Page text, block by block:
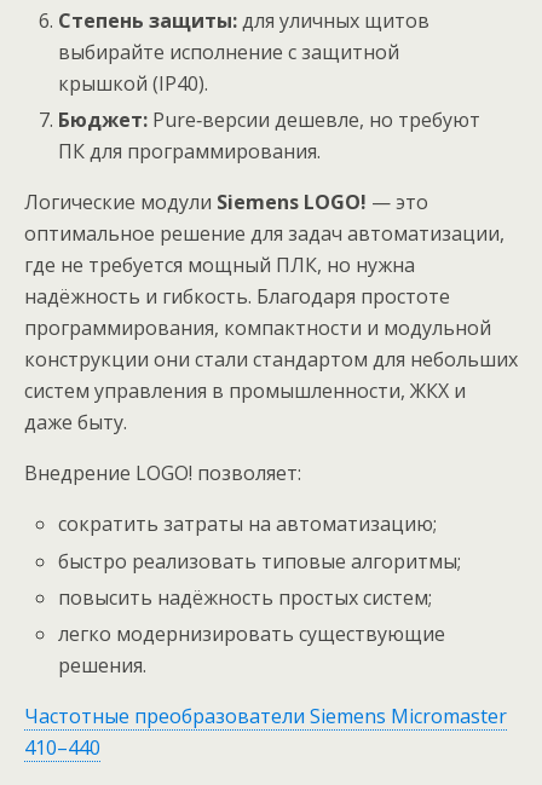
Степень защиты:для уличных щитов
выбирайте исполнение с защитной
крышкой (IP40).
Бюджет: Pure‑версии дешевле, но требуют
ПК для программирования.
Логические модули Siemens LOGO! — это
оптимальное решение для задач автоматизации,
где не требуется мощный ПЛК, но нужна
надёжность и гибкость. Благодаря простоте
программирования, компактности и модульной
конструкции они стали стандартом для небольших
систем управления в промышленности, ЖКХ и
даже быту.
Внедрение LOGO! позволяет:
сократить затраты на автоматизацию;
быстро реализовать типовые алгоритмы;
повысить надёжность простых систем;
легко модернизировать существующие
решения.
Частотные преобразователи Siemens Micromaster
410–440